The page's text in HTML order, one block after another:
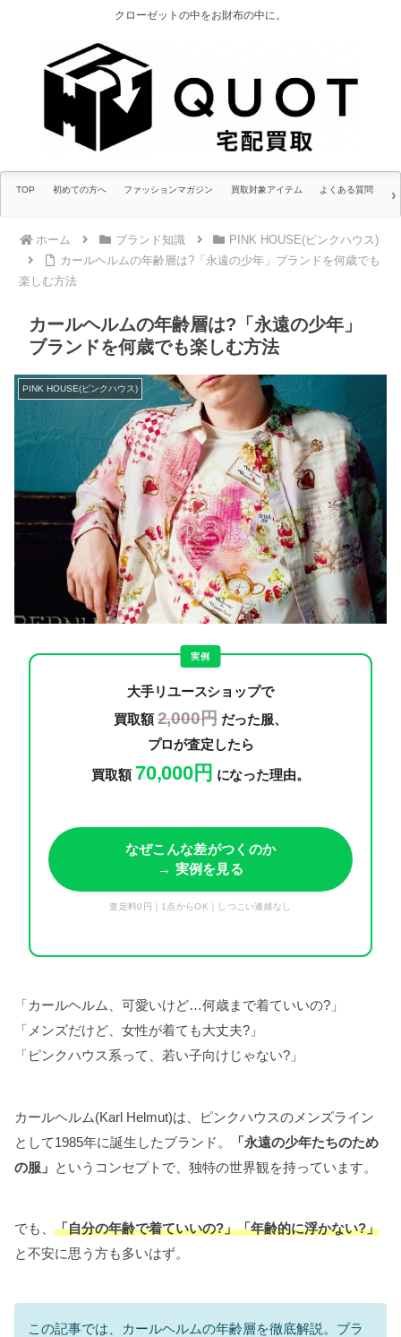
クローゼットの中をお財布の中に。
TOP 初めての方へ ファッションマガジン 買取対象アイテム よくある質問
ホーム ブランド知識
PINK HOUSE(ピンクハウス)
カールヘルムの年齢層は?「永遠の少年」ブランドを何歳でも
楽しむ方法
カールヘルムの年齢層は?「永遠の少年」
ブランドを何歳でも楽しむ方法
PINK HOUSE(ピンクハウス)
実例
大手リユースショップで
買取額2,000円だった服、
プロが査定したら
買取額 70,000円 になった理由。
なぜこんな差がつくのか
→ 実例を見る
査定料0円｜1点からOK｜しつこい連絡なし
「カールヘルム、可愛いけど…何歳まで着ていいの?」
「メンズだけど、女性が着ても大丈夫?」
「ピンクハウス系って、若い子向けじゃない?」
カールヘルム(Karl Helmut)は、ピンクハウスのメンズライン
として1985年に誕生したブランド。
「永遠の少年たちのため
の服」 というコンセプトで、独特の世界観を持っています。
でも、 「自分の年齢で着ていいの?」「年齢的に浮かない?」
と不安に思う方も多いはず。
この記事では、カールヘルムの年齢層を徹底解説。ブラ